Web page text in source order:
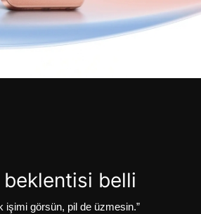
beklentisi belli
işimi görsün, pil de üzmesin.”